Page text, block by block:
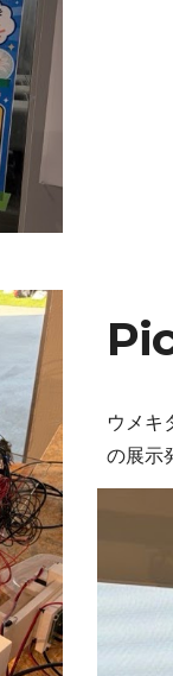
ウメキ
の展示